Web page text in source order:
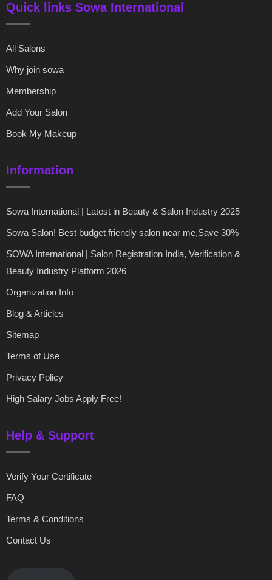
Quick links Sowa International
All Salons
Why join sowa
Membership
Add Your Salon
Book My Makeup
Information
Sowa International | Latest in Beauty & Salon Industry 2025
Sowa Salon! Best budget friendly salon near me,Save 30%
SOWA International | Salon Registration India, Verification &
Beauty Industry Platform 2026
Organization Info
Blog & Articles
Sitemap
Terms of Use
Privacy Policy
High Salary Jobs Apply Free!
Help & Support
Verify Your Certificate
FAQ
Terms & Conditions
Contact Us